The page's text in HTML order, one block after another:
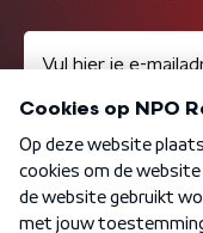
Algemene